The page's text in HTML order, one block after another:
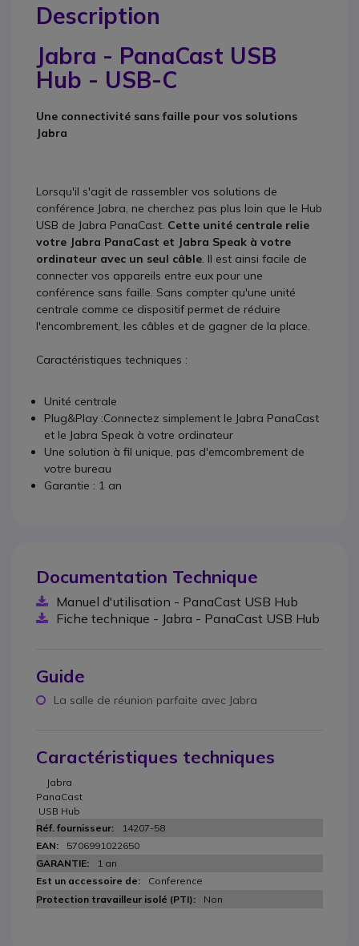
Description
Jabra - PanaCast USB
Hub - USB-C
Une connectivité sans faille pour vos solutions
Jabra
Lorsqu'il s'agit de rassembler vos solutions de
conférence Jabra, ne cherchez pas plus loin que le Hub
USB de Jabra PanaCast. Cette unité centrale relie
votre Jabra PanaCast et Jabra Speak à votre
ordinateur avec un seul câble . Il est ainsi facile de
connecter vos appareils entre eux pour une
conférence sans faille. Sans compter qu'une unité
centrale comme ce dispositif permet de réduire
l'encombrement, les câbles et de gagner de la place.
Caractéristiques techniques :
Unité centrale
Plug&Play :Connectez simplement le Jabra PanaCast
et le Jabra Speak à votre ordinateur
Une solution à fil unique, pas d'emcombrement de
votre bureau
Garantie : 1 an
Documentation Technique
Manuel d'utilisation - PanaCast USB Hub
Fiche technique - Jabra - PanaCast USB Hub
Guide
La salle de réunion parfaite avec Jabra
Caractéristiques techniques
Jabra
PanaCast
USB Hub
14207-58
5706991022650
1 an
Conference
Non